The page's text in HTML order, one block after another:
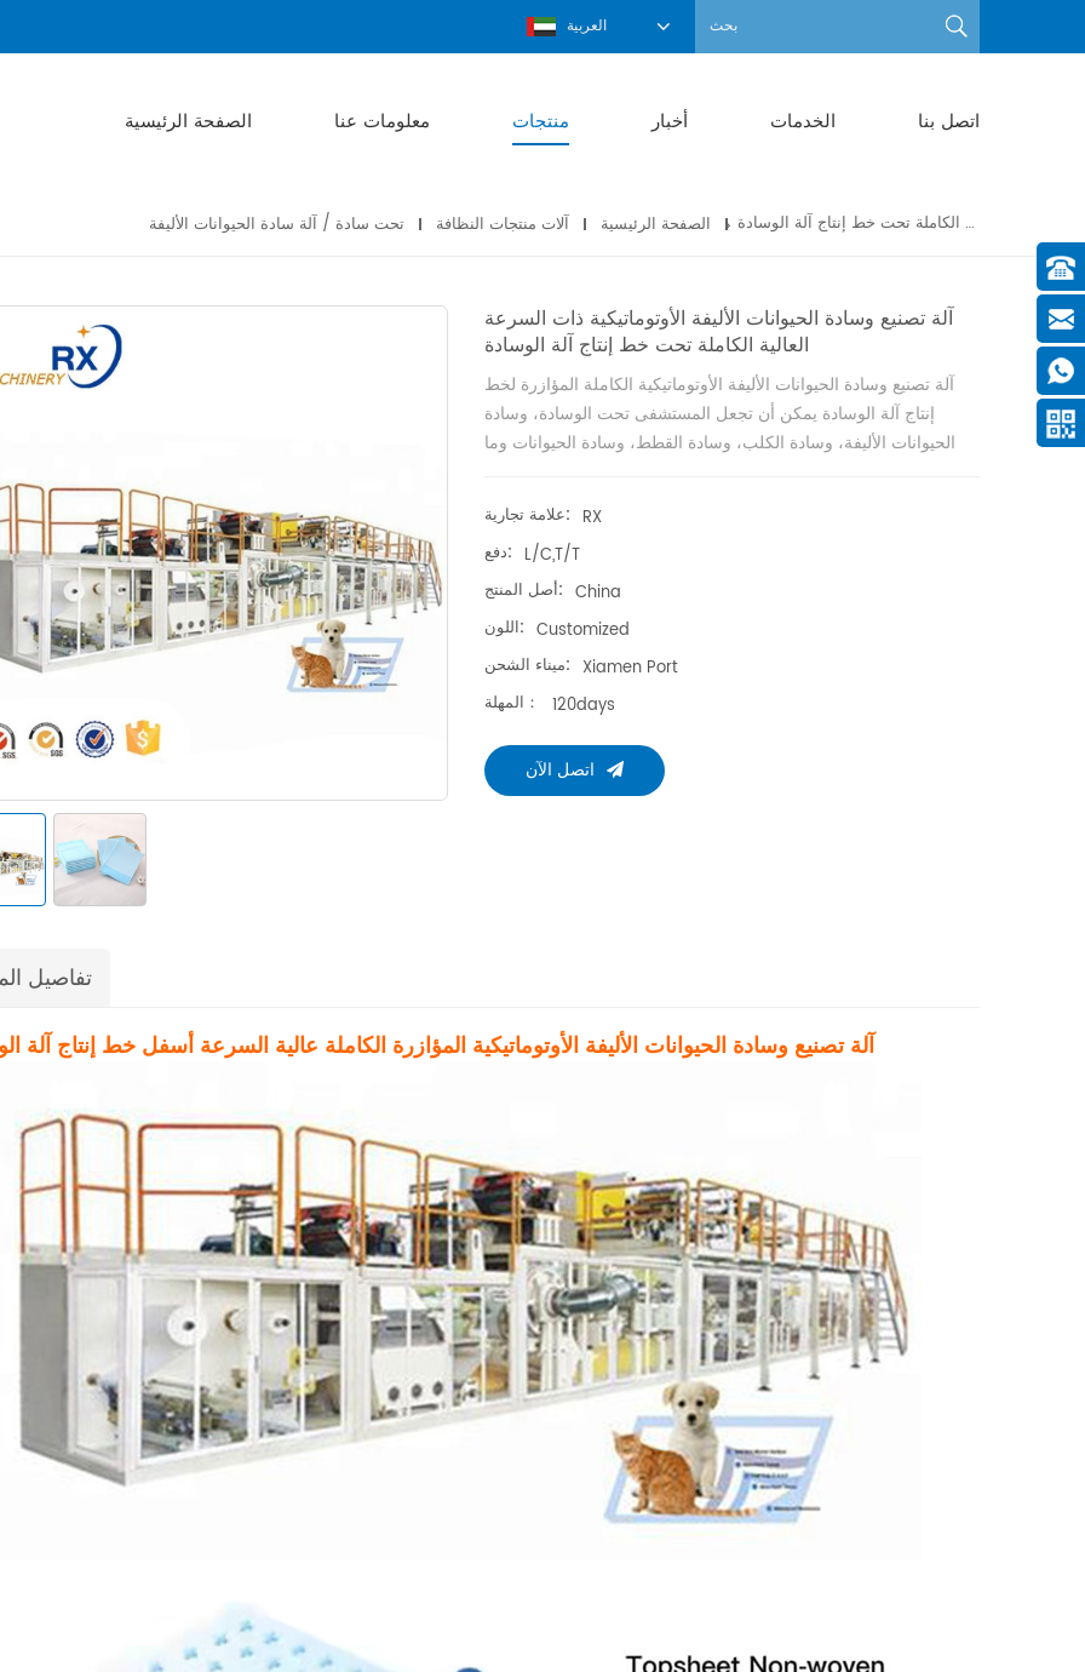
العربية
الصفحة الرئيسية معلومات عنا منتجات أخبار الخدمات اتصل بنا
الصفحة الرئيسية آلات منتجات النظافة تحت سادة / آلة سادة الحيوانات الأليفة آلة تصنيع وسادة الحيوانات الأليفة الأوتوماتيكية ذات السرعة العالية الكاملة تحت خط إنتاج آلة الوسادة
آلة تصنيع وسادة الحيوانات الأليفة الأوتوماتيكية ذات السرعة
العالية الكاملة تحت خط إنتاج آلة الوسادة
آلة تصنيع وسادة الحيوانات الأليفة الأوتوماتيكية الكاملة المؤازرة لخط
إنتاج آلة الوسادة يمكن أن تجعل المستشفى تحت الوسادة، وسادة
الحيوانات الأليفة، وسادة الكلب، وسادة القطط، وسادة الحيوانات وما
علامة تجارية: RX
دفع: L/C,T/T
أصل المنتج: China
اللون: Customized
ميناء الشحن: Xiamen Port
المهلة：
120days
اتصل الآن
تفاصيل
آلة تصنيع وسادة الحيوانات الأليفة الأوتوماتيكية المؤازرة الكاملة عالية السرعة أسفل خط إنتاج آلة